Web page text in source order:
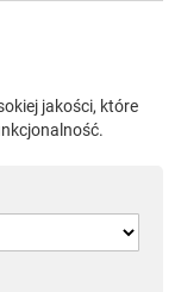
jakości, które